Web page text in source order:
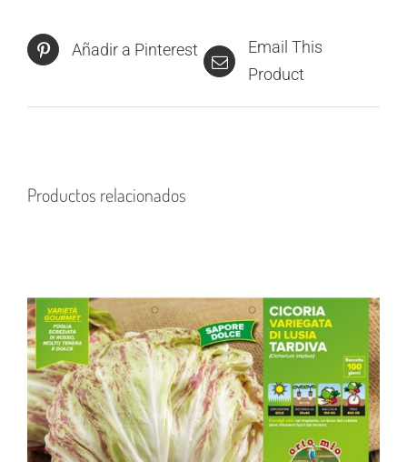
Añadir a Pinterest
Email This
Product
Productos relacionados